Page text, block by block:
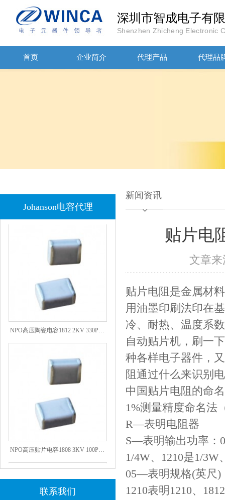
深圳市智成电子有
Shenzhen Zhicheng Electronic
首页 企业简介 代理产品 代理品
Johanson电容代理
NPO高压陶瓷电容1812 2KV 330PF 5%精度
NPO高压贴片电容1808 3KV 100PF J
联系我们
新闻资讯
贴片电
文章
贴片电阻是金属材
用油墨印刷法印在
冷、耐热、温度系
自动贴片机，刷一
种各样电子器件，
阻通过什么来识别
中国贴片电阻的命
1%测量精度命名法
R—表明电阻器
S—表明输出功率：
1/4W、1210是1/3W
05—表明规格(英尺)
1210表明1210、